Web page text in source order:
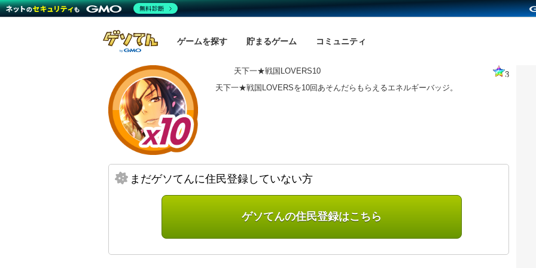
ゲームを探す 貯まるゲーム コミュニティ
天下一★戦国LOVERS10
3
天下一★戦国LOVERSを10回あそんだらもらえるエネルギーバッジ。
まだゲソてんに住民登録していない方
ゲソてんの住民登録はこちら
無料診断